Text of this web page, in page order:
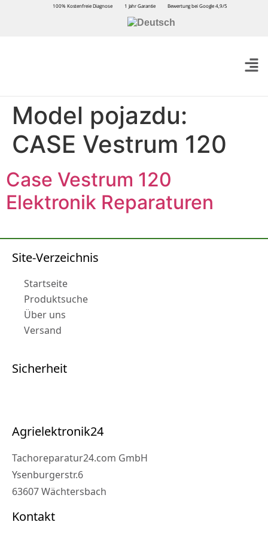
100% Kostenfreie Diagnose 1 Jahr Garantie Bewertung bei Google 4,9/5
Model pojazdu:
CASE Vestrum 120
Case Vestrum 120
Elektronik Reparaturen
Site-Verzeichnis
Startseite
Produktsuche
Über uns
Versand
Sicherheit
Agrielektronik24
Tachoreparatur24.com GmbH
Ysenburgerstr.6
63607 Wächtersbach
Kontakt